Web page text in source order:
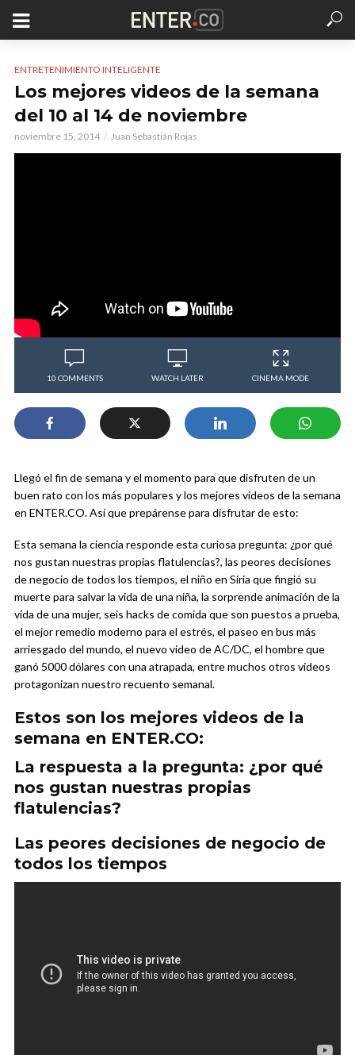
ENTRETENIMIENTO INTELIGENTE
Los mejores videos de la semana
del 10 al 14 de noviembre
noviembre 15, 2014 Juan Sebastián Rojas
10 COMMENTS WATCH LATER CINEMA MODE
Llegó el fin de semana y el momento para que disfruten de un
buen rato con los más populares y los mejores videos de la semana
en ENTER.CO. Así que prepárense para disfrutar de esto:
Esta semana la ciencia responde esta curiosa pregunta: ¿por qué
nos gustan nuestras propias flatulencias?, las peores decisiones
de negocio de todos los tiempos, el niño en Siria que fingió su
muerte para salvar la vida de una niña, la sorprende animación de la
vida de una mujer, seis hacks de comida que son puestos a prueba,
el mejor remedio moderno para el estrés, el paseo en bus más
arriesgado del mundo, el nuevo video de AC/DC, el hombre que
ganó 5000 dólares con una atrapada, entre muchos otros videos
protagonizan nuestro recuento semanal.
Estos son los mejores videos de la
semana en ENTER.CO:
La respuesta a la pregunta: ¿por qué
nos gustan nuestras propias
flatulencias?
Las peores decisiones de negocio de
todos los tiempos